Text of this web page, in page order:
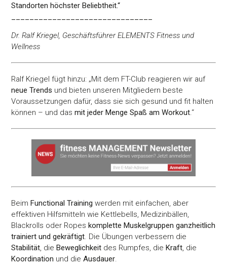
Standorten höchster Beliebtheit.“
Dr. Ralf Kriegel, Geschäftsführer ELEMENTS Fitness und
Wellness
Ralf Kriegel fügt hinzu: „Mit dem FT-Club reagieren wir auf
neue Trends und bieten unseren Mitgliedern beste
Voraussetzungen dafür, dass sie sich gesund und fit halten
können – und dasmit jeder Menge Spaß am Workout.“
BeimFunctional Training werden mit einfachen, aber
effektiven Hilfsmitteln wie Kettlebells, Medizinbällen,
Blackrolls oder Ropeskomplette Muskelgruppen ganzheitlich
trainiert und gekräftigt. Die Übungen verbessern die
Stabilität, dieBeweglichkeit des Rumpfes, dieKraft, die
Koordination und dieAusdauer.